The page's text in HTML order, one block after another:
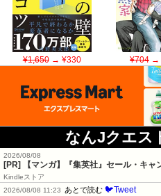
¥1,650→ ¥330 ¥704→
なんJクエス
2026/08/08
[PR] 【マンガ】『集英社』セール・キャ
Kindleストア
2026/08/08 11:23
あとで読む 🐦Tweet